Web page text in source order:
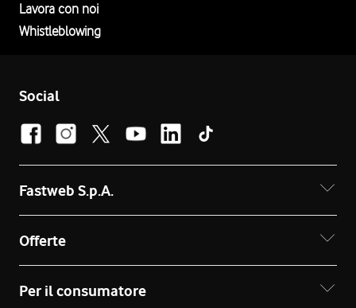
Lavora con noi
Whistleblowing
Social
Fastweb S.p.A.
Offerte
Per il consumatore